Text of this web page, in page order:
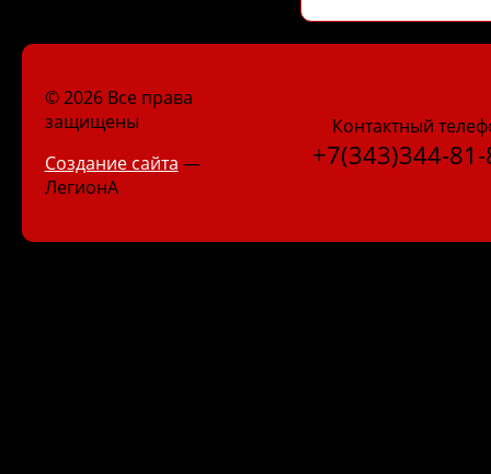
© 2026 Все права
защищены
Создание сайта —
ЛегионА
Контактный
+7(343)344-